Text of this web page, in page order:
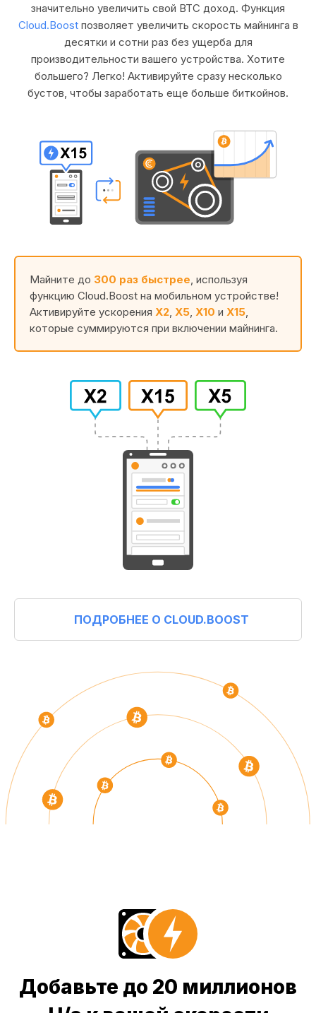
значительно увеличить свой BTC доход. Функция
Cloud.Boost позволяет увеличить скорость майнинга в
десятки и сотни раз без ущерба для
производительности вашего устройства. Хотите
большего? Легко! Активируйте сразу несколько
бустов, чтобы заработать еще больше биткойнов.
Майните до 300 раз быстрее , используя
функцию Cloud.Boost на мобильном устройстве!
Активируйте ускорения X2 X5 X10 и X15
которые суммируются при включении майнинга.
ПОДРОБНЕЕ О CLOUD.BOOST
Добавьте до 20 миллионов